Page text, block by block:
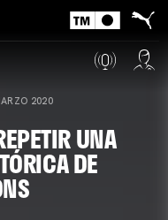
2020
UNA
DE